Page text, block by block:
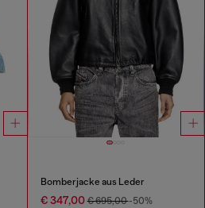
Bomberjacke aus Leder
€ 347,00€ 695,00-50%